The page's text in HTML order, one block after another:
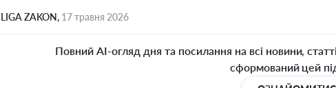
LIGA ZAKON, 17 травня 2026
Повний AI-огляд дня та посилання на всі новини,
сформований цей